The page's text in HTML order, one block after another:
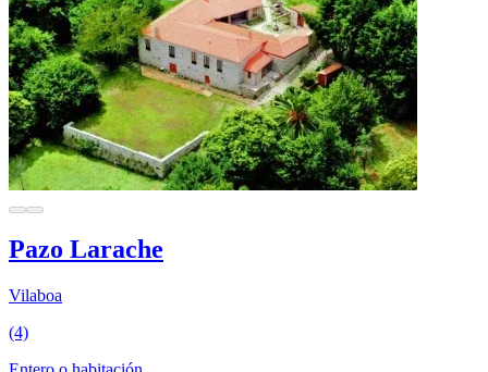
Pazo Larache
Vilaboa
(4)